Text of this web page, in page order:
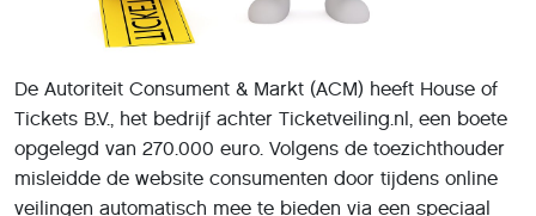
De Autoriteit Consument & Markt (ACM) heeft House of
Tickets B.V., het bedrijf achter Ticketveiling.nl, een boete
opgelegd van 270.000 euro. Volgens de toezichthouder
misleidde de website consumenten door tijdens online
veilingen automatisch mee te bieden via een speciaal